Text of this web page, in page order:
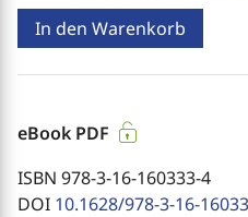
In den Warenkorb
eBook PDF
ISBN 978-3-16-160333-4
DOI 10.1628/978-3-16-